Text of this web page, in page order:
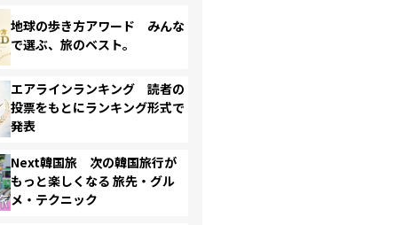
地球の歩き方アワード みんな
で選ぶ、旅のベスト。
エアラインランキング 読者の
投票をもとにランキング形式で
発表
Next韓国旅 次の韓国旅行が
もっと楽しくなる 旅先・グル
メ・テクニック